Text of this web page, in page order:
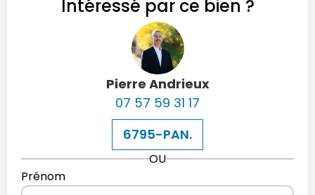
Intéressé par ce bien ?
Pierre Andrieux
07 57 59 31 17
6795-PAN.
OU
Prénom